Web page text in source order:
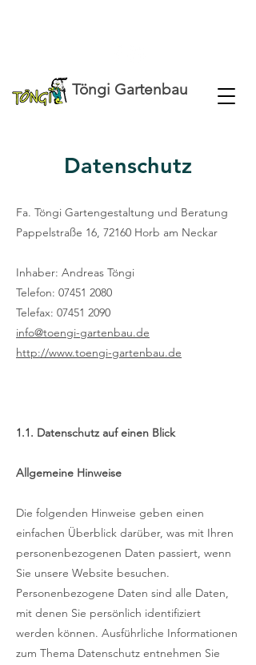
Töngi Gartenbau
Datenschutz
Fa. Töngi Gartengestaltung und Beratung
Pappelstraße 16, 72160 Horb am Neckar
Inhaber: Andreas Töngi
Telefon: 07451 2080
Telefax: 07451 2090
info@toengi-gartenbau.de
http://www.toengi-gartenbau.de
1.1. Datenschutz auf einen Blick ​
Allgemeine Hinweise
Die folgenden Hinweise geben einen
einfachen Überblick darüber, was mit Ihren
personenbezogenen Daten passiert, wenn
Sie unsere Website besuchen.
Personenbezogene Daten sind alle Daten,
mit denen Sie persönlich identifiziert
werden können. Ausführliche Informationen
zum Thema Datenschutz entnehmen Sie